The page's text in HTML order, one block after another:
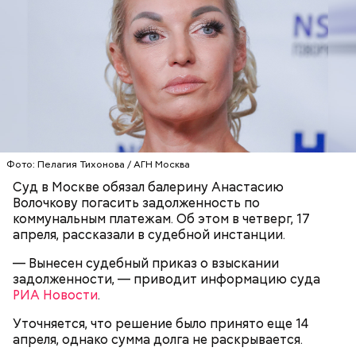
Фото: Пелагия Тихонова / АГН Москва
Суд в Москве обязал балерину Анастасию
Волочкову погасить задолженность по
коммунальным платежам. Об этом в четверг, 17
апреля, рассказали в судебной инстанции.
— Вынесен судебный приказ о взыскании
задолженности, — приводит информацию суда
РИА Новости.
Уточняется, что решение было принято еще 14
апреля, однако сумма долга не раскрывается.
Первой жертвой Миссюры была его девушка.
Именно на ней молодой человек впервые испытал
химикаты, купленные в интернет-магазине. 13
января 2024 года он подсыпал дихлорэтан в
коктейль возлюбленной, отчего у нее случился
инсульт. Девушка неделю
провела в коме
выписки из больницы узнала, что Миссюра
оформил на нее несколько кредитов.
Вскоре в качестве главного подозреваемого в
убийстве спортсмена арестовали его 18-летнего
знакомого Надырхана Кадирханова. На допросе он
признал вину и показал следователям, как именно
совершил преступление и где спрятал оружие, из
которого застрелил Мутаева.